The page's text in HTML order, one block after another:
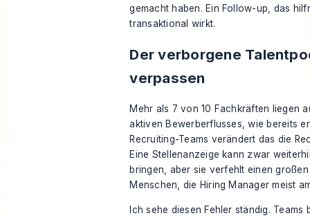
gemacht haben. Ein Follow-up, das
transaktional wirkt.
Der verborgene
verpassen
Mehr als 7 von 10 Fachkräften liegen
aktiven Bewerberflusses, wie bereits
Recruiting-Teams verändert das die
Eine Stellenanzeige kann zwar
bringen, aber sie verfehlt einen
Menschen, die Hiring Manager meist
Ich sehe diesen Fehler ständig. Teams